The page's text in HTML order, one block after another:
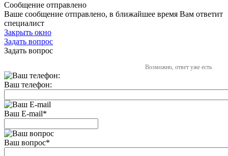
Сообщение отправлено
Ваше сообщение отправлено, в ближайшее время Вам ответит
специалист
Закрыть окно
Задать вопрос
Задать вопрос
Возможно, ответ уже есть
Ваш телефон:
Ваш E-mail*
Ваш вопрос*